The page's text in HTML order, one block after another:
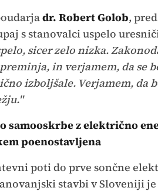
dr. Robert Golob,
s stanovalci uspelo
sicer zelo nizka.
in verjamem, da se
izboljšale. Verjamem, da
samooskrbe z električno
poenostavljena
poti do prve sončne
stavbi v Sloveniji